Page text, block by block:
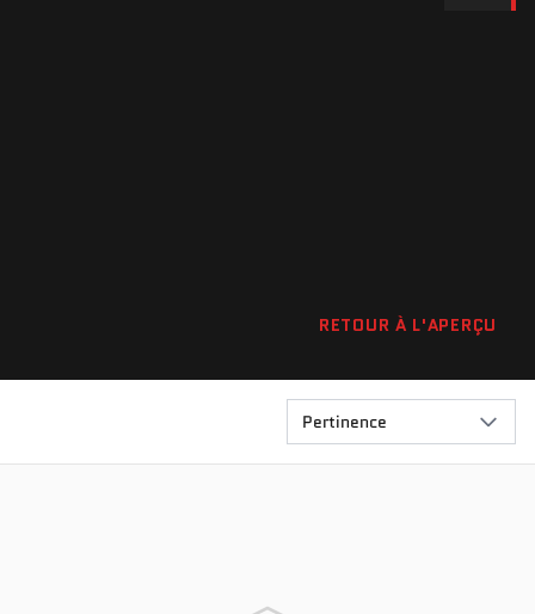
RETOUR À L'APERÇU
Pertinence